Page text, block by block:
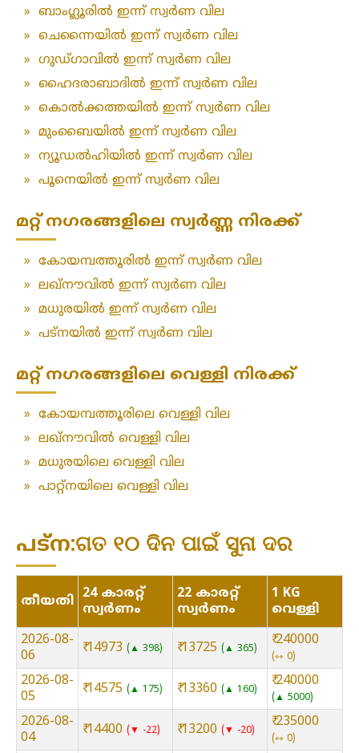
» ബാംഗ്ലൂരിൽ ഇന്ന് സ്വർണ വില
» ചെന്നൈയിൽ ഇന്ന് സ്വർണ വില
» ഗുഡ്ഗാവിൽ ഇന്ന് സ്വർണ വില
» ഹൈദരാബാദിൽ ഇന്ന് സ്വർണ വില
» കൊൽക്കത്തയിൽ ഇന്ന് സ്വർണ വില
» മുംബൈയിൽ ഇന്ന് സ്വർണ വില
» ന്യൂഡൽഹിയിൽ ഇന്ന് സ്വർണ വില
» പൂനെയിൽ ഇന്ന് സ്വർണ വില
മറ്റ് നഗരങ്ങളിലെ സ്വർണ്ണ നിരക്ക്
» കോയമ്പത്തൂരിൽ ഇന്ന് സ്വർണ വില
» ലഖ്‌നൗവിൽ ഇന്ന് സ്വർണ വില
» മധുരയിൽ ഇന്ന് സ്വർണ വില
» പട്‌നയിൽ ഇന്ന് സ്വർണ വില
മറ്റ് നഗരങ്ങളിലെ വെള്ളി നിരക്ക്
» കോയമ്പത്തൂരിലെ വെള്ളി വില
» ലഖ്‌നൗവിൽ വെള്ളി വില
» മധുരയിലെ വെള്ളി വില
» പാറ്റ്നയിലെ വെള്ളി വില
പട്ന:ଗତ ୧୦ ଦିନ ପାଇଁ ସୁନା ଦର
തീയതി 24 കാരറ്റ്
സ്വർണം
22 കാരറ്റ്
സ്വർണം
1 KG
വെള്ളി
2026-08-
06
₹ 14973 ▲ 398 ₹ 13725 ▲ 365
₹ 240000
⇿ 0
2026-08-
05
₹ 14575 ▲ 175 ₹ 13360 ▲ 160
₹ 240000
▲ 5000
2026-08-
04
₹ 14400 ▼ -22 ₹ 13200 ▼ -20
₹ 235000
⇿ 0